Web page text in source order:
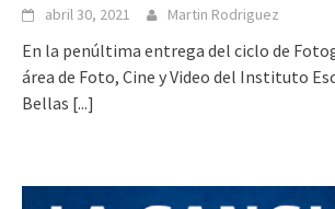
abril 30, 2021 Martin Rodriguez
En la penúltima entrega del ciclo de
área de Foto, Cine y Video del Instituto
Bellas [...]